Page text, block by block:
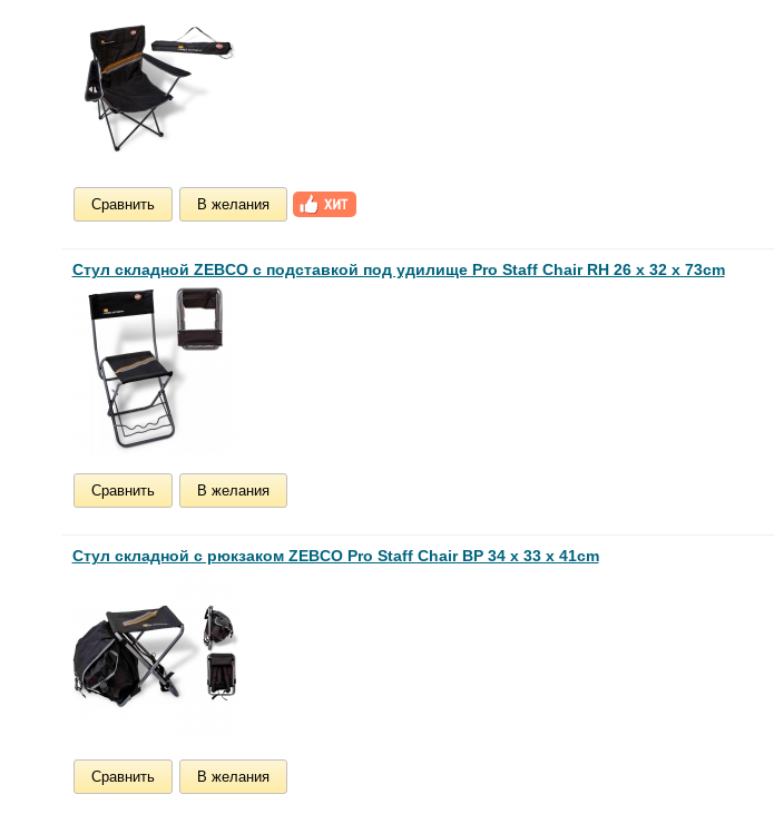
Сравнить В желания
Стул складной ZEBCO c подставкой под удилище Pro Staff Chair RH 26 x 32 x 73cm
Сравнить В желания
Стул складной c рюкзаком ZEBCO Pro Staff Chair BP 34 x 33 x 41cm
Сравнить В желания